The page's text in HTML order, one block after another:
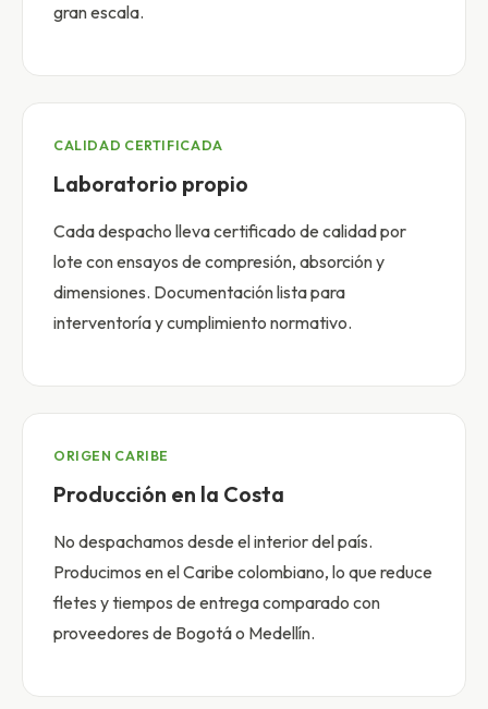
gran escala.
CALIDAD CERTIFICADA
Laboratorio propio
Cada despacho lleva certificado de calidad por
lote con ensayos de compresión, absorción y
dimensiones. Documentación lista para
interventoría y cumplimiento normativo.
ORIGEN CARIBE
Producción en la Costa
No despachamos desde el interior del país.
Producimos en el Caribe colombiano, lo que reduce
fletes y tiempos de entrega comparado con
proveedores de Bogotá o Medellín.